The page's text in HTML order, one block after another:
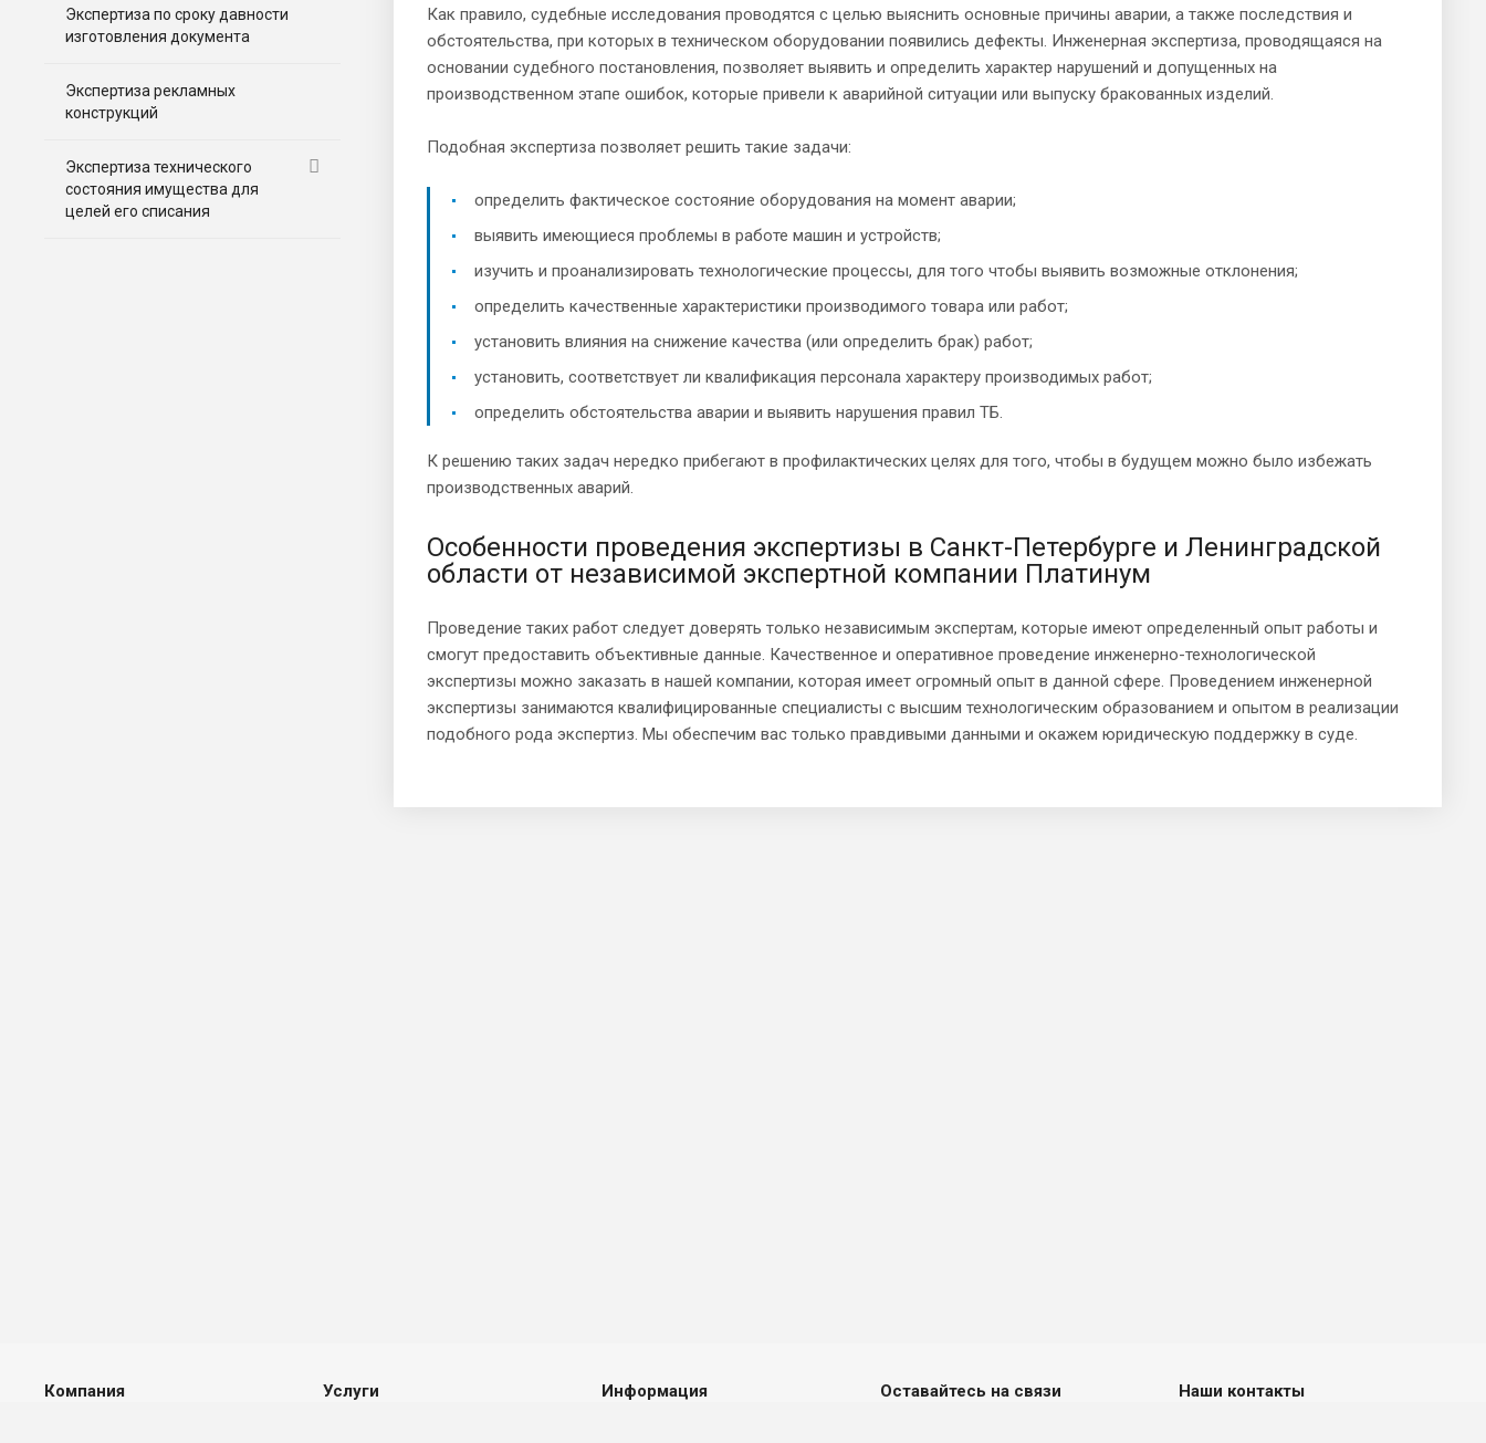
Как правило, судебные исследования проводятся с целью выяснить основные причины аварии, а также последствия и
обстоятельства, при которых в техническом оборудовании появились дефекты. Инженерная экспертиза, проводящаяся на
основании судебного постановления, позволяет выявить и определить характер нарушений и допущенных на
производственном этапе ошибок, которые привели к аварийной ситуации или выпуску бракованных изделий.
Подобная экспертиза позволяет решить такие задачи:
определить фактическое состояние оборудования на момент аварии;
выявить имеющиеся проблемы в работе машин и устройств;
изучить и проанализировать технологические процессы, для того чтобы выявить возможные отклонения;
определить качественные характеристики производимого товара или работ;
установить влияния на снижение качества (или определить брак) работ;
установить, соответствует ли квалификация персонала характеру производимых работ;
определить обстоятельства аварии и выявить нарушения правил ТБ.
К решению таких задач нередко прибегают в профилактических целях для того, чтобы в будущем можно было избежать
производственных аварий.
Особенности проведения экспертизы в Санкт-Петербурге и Ленинградской
области от независимой экспертной компании Платинум
Проведение таких работ следует доверять только независимым экспертам, которые имеют определенный опыт работы и
смогут предоставить объективные данные. Качественное и оперативное проведение инженерно-технологической
экспертизы можно заказать в нашей компании, которая имеет огромный опыт в данной сфере. Проведением инженерной
экспертизы занимаются квалифицированные специалисты с высшим технологическим образованием и опытом в реализации
подобного рода экспертиз. Мы обеспечим вас только правдивыми данными и окажем юридическую поддержку в суде.
Экспертиза по сроку давности
изготовления документа
Экспертиза рекламных
конструкций
Экспертиза технического
состояния имущества для
целей его списания
Компания Услуги Информация Оставайтесь на связи Наши контакты